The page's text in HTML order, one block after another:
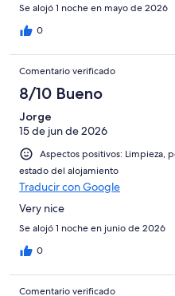
Se alojó 1 noche en mayo de 2026
0
Comentario verificado
8/10 Bueno
Jorge
15 de jun de 2026
Aspectos positivos: Limpieza,
estado del alojamiento
Traducir con Google
Very nice
Se alojó 1 noche en junio de 2026
0
Comentario verificado